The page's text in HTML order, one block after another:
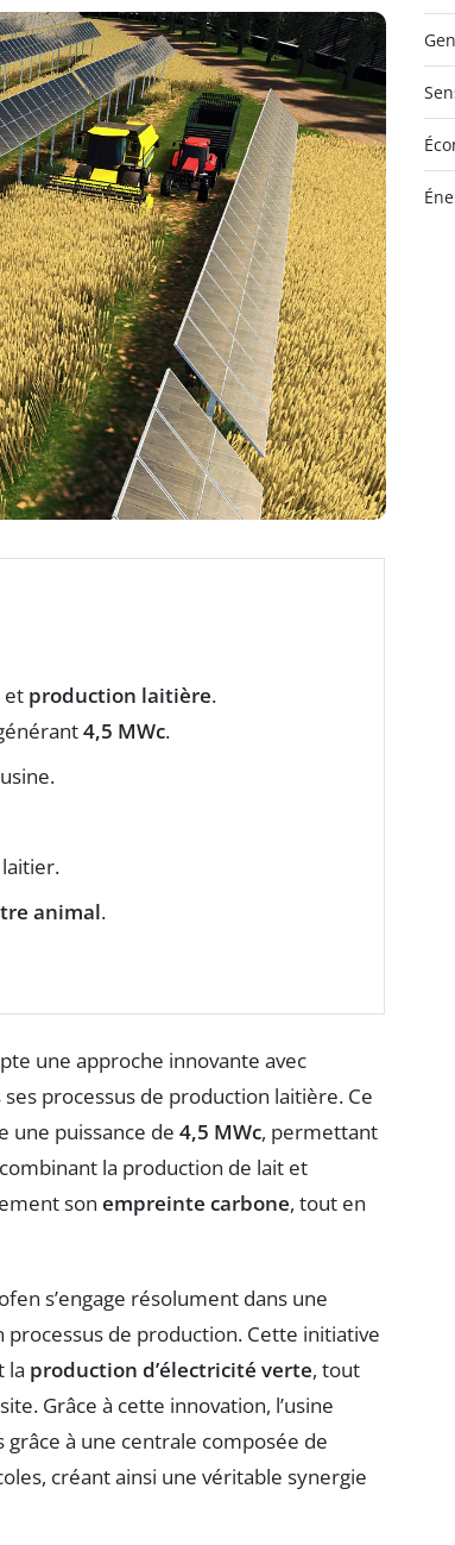
et production laitière.
4,5 MWc.
animal.
une approche innovante avec
ses processus de production laitière. Ce
une puissance de 4,5 MWc, permettant
la production de lait et
son empreinte carbone, tout en
s’engage résolument dans une
processus de production. Cette initiative
la production d’électricité verte, tout
Grâce à cette innovation, l’usine
à une centrale composée de
créant ainsi une véritable synergie